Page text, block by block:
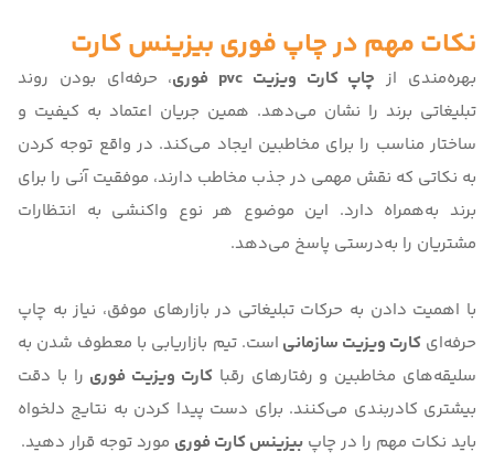
نکات مهم در چاپ فوری بیزینس کارت
بهره‌مندی از چاپ کارت ویزیت pvc فوری
، حرفه‌ای بودن روند
تبلیغاتی برند را نشان می‌دهد. همین جریان اعتماد به کیفیت و
ساختار مناسب را برای مخاطبین ایجاد می‌کند. در واقع توجه کردن
به نکاتی که نقش مهمی در جذب مخاطب دارند، موفقیت آنی را برای
برند به‌همراه دارد. این موضوع هر نوع واکنشی به انتظارات
مشتریان را به‌درستی پاسخ می‌دهد.
با اهمیت دادن به حرکات تبلیغاتی در بازارهای موفق، نیاز به چاپ
حرفه‌ایکارت ویزیت سازمانی است. تیم بازاریابی با معطوف شدن به
سلیقه‌های مخاطبین و رفتارهای رقبا کارت ویزیت فوری را با دقت
بیشتری کادربندی می‌کنند. برای دست پیدا کردن به نتایج دلخواه
باید نکات مهم را در چاپ بیزینس کارت فوری مورد توجه قرار دهید.